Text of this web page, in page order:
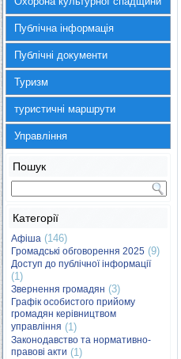
Публічна інформація
Публічні документи
Туризм
туристичні маршрути
Управління
Пошук
Категорії
Афіша (146)
Громадські обговорення 2025 (9)
Доступ до публічної інформації
(1)
Звернення громадян (3)
Графік особистого прийому
громадян керівництвом
управління (1)
Законодавство та нормативно-
правові акти (1)